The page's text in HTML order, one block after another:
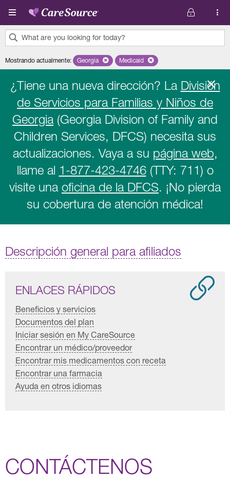
Pasar al contenido principal
What are you looking for today?
results
Mostrando actualmente: Remove selected state 'Georgia'
Georgia Remove selected plan 'Medicaid'
Medicaid
¿Tiene una nueva dirección? La División
de Servicios para Familias y Niños de
Georgia (Georgia Division of Family and
Children Services, DFCS) necesita sus
actualizaciones. Vaya a su página web,
llame al 1-877-423-4746(TTY: 711) o
visite una oficina de la DFCS. ¡No pierda
su cobertura de atención médica!
Descripción general para afiliados
ENLACES RÁPIDOS
Beneficios y servicios
Documentos del plan
Iniciar sesión en My CareSource
Encontrar un médico/proveedor
Encontrar mis medicamentos con receta
Encontrar una farmacia
Ayuda en otros idiomas
CONTÁCTENOS